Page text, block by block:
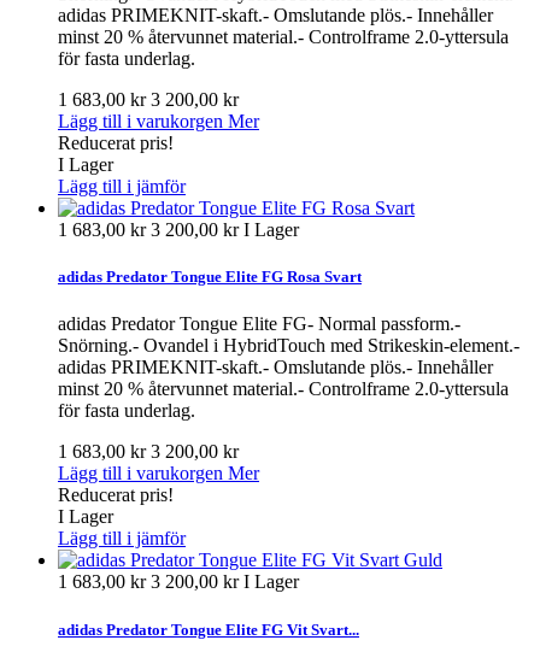
adidas PRIMEKNIT-skaft.- Omslutande plös.- Innehåller
minst 20 % återvunnet material.- Controlframe 2.0-yttersula
för fasta underlag.
1 683,00 kr3 200,00 kr
Lägg till i varukorgen Mer
Reducerat pris!
I Lager
Lägg till i jämför
1 683,00 kr3 200,00 krI Lager
adidas Predator Tongue Elite FG Rosa Svart
adidas Predator Tongue Elite FG- Normal passform.-
Snörning.- Ovandel i HybridTouch med Strikeskin-element.-
adidas PRIMEKNIT-skaft.- Omslutande plös.- Innehåller
minst 20 % återvunnet material.- Controlframe 2.0-yttersula
för fasta underlag.
1 683,00 kr3 200,00 kr
Lägg till i varukorgen Mer
Reducerat pris!
I Lager
Lägg till i jämför
1 683,00 kr3 200,00 krI Lager
adidas Predator Tongue Elite FG Vit Svart...